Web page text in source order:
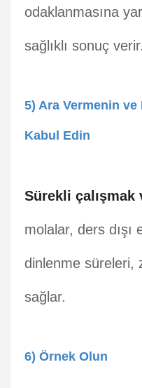
odaklanmasına
sağlıklı sonuç verir.
5) Ara Vermenin
Kabul Edin
Sürekli
molalar, ders dışı
dinlenme süreleri,
sağlar.
6) Örnek Olun